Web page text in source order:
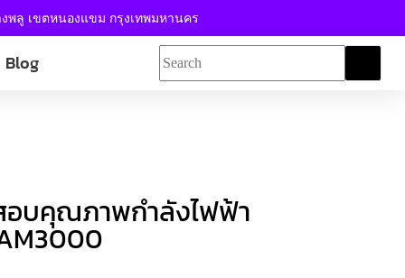
งพลู เขตหนองแขม กรุงเทพมหานคร
Blog
อบคุณภาพกำลังไฟฟ้า